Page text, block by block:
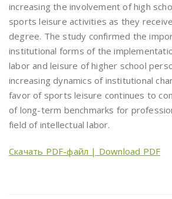
increasing the involvement of high
sports leisure activities as they
degree. The study confirmed the
institutional forms of the
labor and leisure of higher school
increasing dynamics of institutional
favor of sports leisure continues to
of long-term benchmarks for
field of intellectual labor.
Скачать PDF-файл | Download PDF